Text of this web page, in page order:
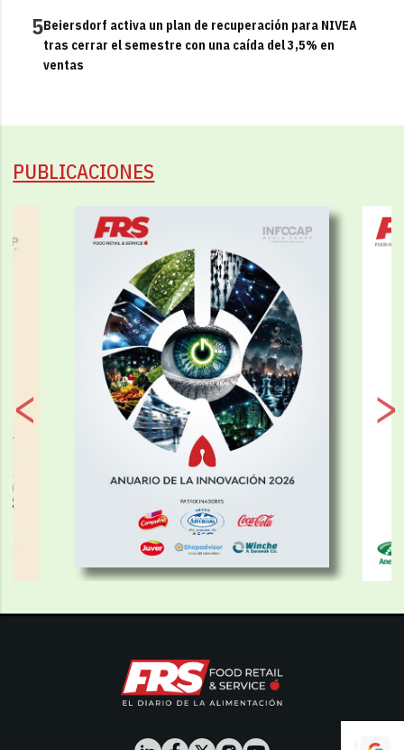
5Beiersdorf activa un plan de recuperación para NIVEA
tras cerrar el semestre con una caída del 3,5% en
ventas
PUBLICACIONES